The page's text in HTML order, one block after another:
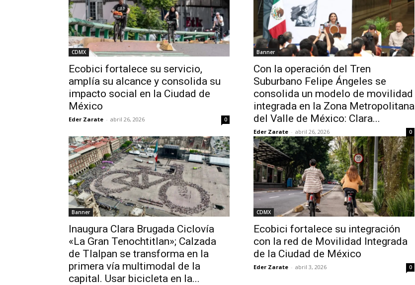
CDMX
Ecobici fortalece su servicio,
amplía su alcance y consolida su
impacto social en la Ciudad de
México
Eder Zarate - abril 26, 2026 0
Banner
Con la operación del Tren
Suburbano Felipe Ángeles se
consolida un modelo de movilidad
integrada en la Zona Metropolitana
del Valle de México: Clara...
Eder Zarate - abril 26, 2026 0
Banner
Inaugura Clara Brugada Ciclovía
«La Gran Tenochtitlan»; Calzada
de Tlalpan se transforma en la
primera vía multimodal de la
capital. Usar bicicleta en la...
CDMX
Ecobici fortalece su integración
con la red de Movilidad Integrada
de la Ciudad de México
Eder Zarate - abril 3, 2026 0